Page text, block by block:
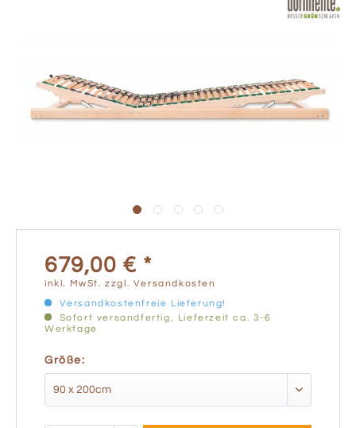
679,00 € *
inkl. MwSt.zzgl. Versandkosten
Versandkostenfreie Lieferung!
Sofort versandfertig, Lieferzeit ca. 3-6
Werktage
Größe: